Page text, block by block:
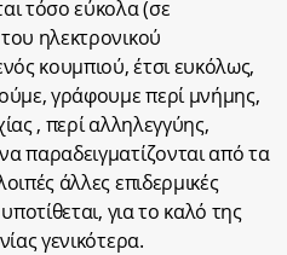
τόσο εύκολα (σε
ηλεκτρονικού
κουμπιού, έτσι ευκόλως,
γράφουμε περί μνήμης,
, περί αλληλεγγύης,
παραδειγματίζονται από τα
άλλες επιδερμικές
για το καλό της
γενικότερα.